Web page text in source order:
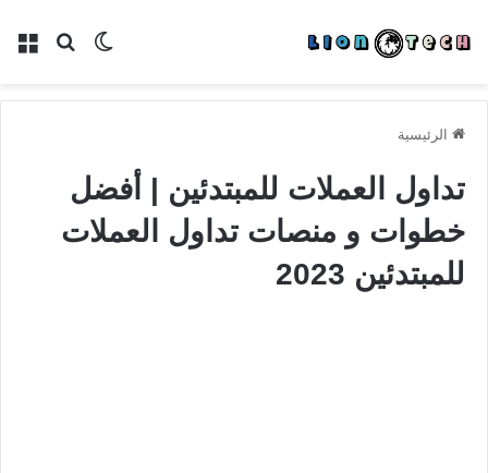
بحث الوضع
الرئيسية
تداول العملات للمبتدئين | أفضل
خطوات و منصات تداول العملات
للمبتدئين 2023